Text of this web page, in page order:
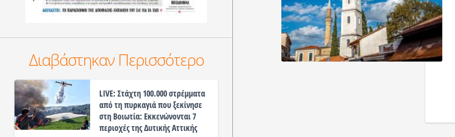
Διαβάστηκαν Περισσότερο
LIVE: Στάχτη 100.000 στρέμματα
από τη πυρκαγιά που ξεκίνησε
στη Βοιωτία: Εκκενώνονται 7
περιοχές της Δυτικής Αττικής